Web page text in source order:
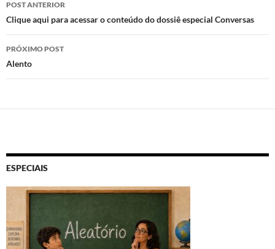
de
posts
POST ANTERIOR
Clique aqui para acessar o conteúdo do dossiê especial Conversas
PRÓXIMO POST
Alento
ESPECIAIS